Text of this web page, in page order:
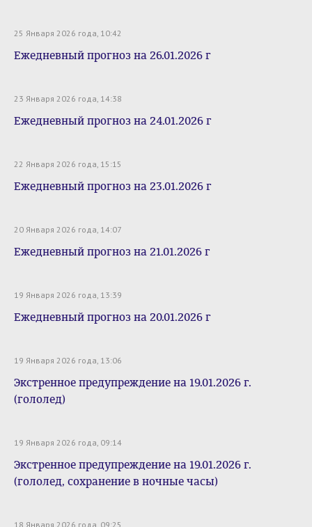
25 Января 2026 года, 10:42
Ежедневный прогноз на 26.01.2026 г
23 Января 2026 года, 14:38
Ежедневный прогноз на 24.01.2026 г
22 Января 2026 года, 15:15
Ежедневный прогноз на 23.01.2026 г
20 Января 2026 года, 14:07
Ежедневный прогноз на 21.01.2026 г
19 Января 2026 года, 13:39
Ежедневный прогноз на 20.01.2026 г
19 Января 2026 года, 13:06
Экстренное предупреждение на 19.01.2026 г.
(гололед)
19 Января 2026 года, 09:14
Экстренное предупреждение на 19.01.2026 г.
(гололед, сохранение в ночные часы)
18 Января 2026 года, 09:25